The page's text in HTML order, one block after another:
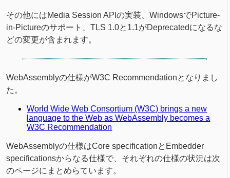
その他にはMedia Session APIの実装、WindowsでPicture-
in-Pictureのサポート、TLS 1.0と1.1がDeprecatedになるな
どの変更が含まれます。
WebAssemblyの仕様がW3C Recommendationとなりまし
た。
World Wide Web Consortium (W3C) brings a new
language to the Web as WebAssembly becomes a
W3C Recommendation
WebAssemblyの仕様はCore specificationとEmbedder
specificationsからなる仕様で、それぞれの仕様の状況は次
のページにまとめらています。